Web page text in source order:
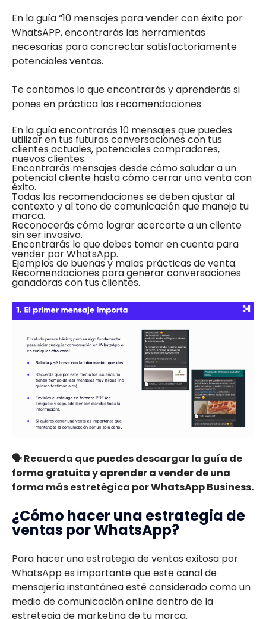
En la guía “10 mensajes para vender con éxito por
WhatsAPP, encontrarás las herramientas
necesarias para concrectar satisfactoriamente
potenciales ventas.
Te contamos lo que encontrarás y aprenderás si
pones en práctica las recomendaciones.
En la guía encontrarás 10 mensajes que puedes
utilizar en tus futuras conversaciones con tus
clientes actuales, potenciales compradores,
nuevos clientes.
Encontrarás mensajes desde cómo saludar a un
potencial cliente hasta cómo cerrar una venta con
éxito.
Todas las recomendaciones se deben ajustar al
contexto y al tono de comunicación que maneja tu
marca.
Reconocerás cómo lograr acercarte a un cliente
sin ser invasivo.
Encontrarás lo que debes tomar en cuenta para
vender por WhatsApp.
Ejemplos de buenas y malas prácticas de venta.
Recomendaciones para generar conversaciones
ganadoras con tus clientes.
🗣️ Recuerda que puedes descargar la guía de
forma gratuita y aprender a vender de una
forma más estretégica por WhatsApp Business.
¿Cómo hacer una estrategia de
ventas por WhatsApp?
Para hacer una estrategia de ventas exitosa por
WhatsApp es importante que este canal de
mensajería instantánea esté considerado como un
medio de comunicación online dentro de la
estretegia de marketing de tu marca.